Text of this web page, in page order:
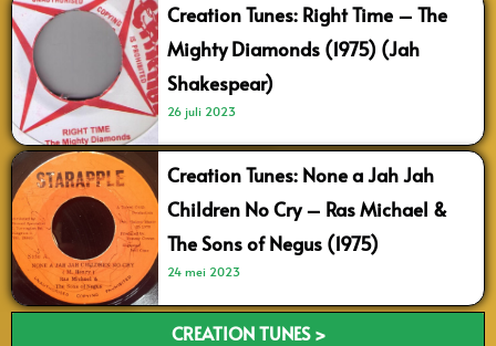
Creation Tunes: Right Time – The
Mighty Diamonds (1975) (Jah
Shakespear)
26 juli 2023
Creation Tunes: None a Jah Jah
Children No Cry – Ras Michael &
The Sons of Negus (1975)
24 mei 2023
CREATION TUNES >